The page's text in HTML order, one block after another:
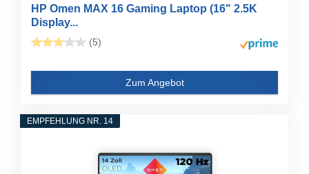
HP Omen MAX 16 Gaming Laptop (16" 2.5K
Display...
(5)
Zum Angebot
EMPFEHLUNG NR. 14